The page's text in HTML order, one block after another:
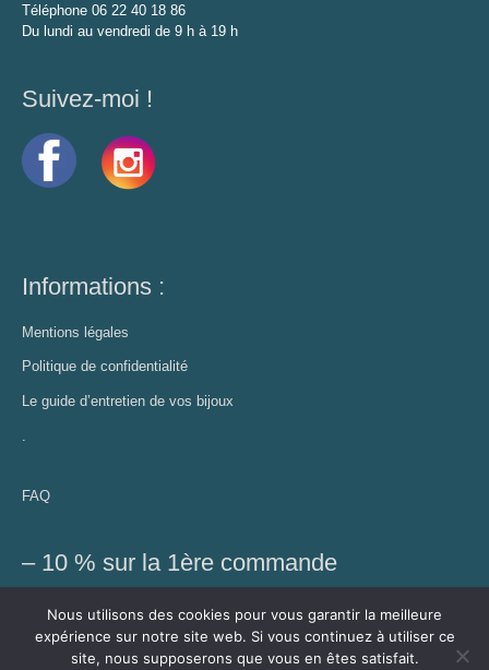
Téléphone 06 22 40 18 86
Du lundi au vendredi de 9 h à 19 h
Suivez-moi !
Informations :
Mentions légales
Politique de confidentialité
Le guide d’entretien de vos bijoux
FAQ
– 10 % sur la 1ère commande
Profitez de cette réduction et recevez des conseils bien-être,
découvrez les nouveautés et autres exclusivités
Nous utilisons des cookies pour vous garantir la meilleure
expérience sur notre site web. Si vous continuez à utiliser ce
site, nous supposerons que vous en êtes satisfait.